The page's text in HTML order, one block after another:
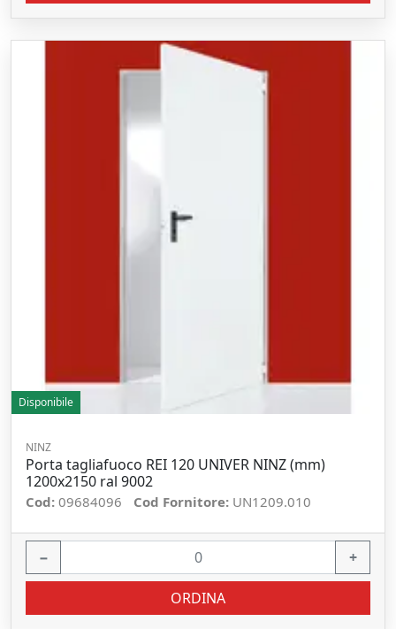
Disponibile
NINZ
Porta tagliafuoco REI 120 UNIVER NINZ (mm)
1200x2150 ral 9002
Cod: 09684096 Cod Fornitore: UN1209.010
− +
ORDINA